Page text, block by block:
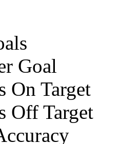
Goal
On Target
Off Target